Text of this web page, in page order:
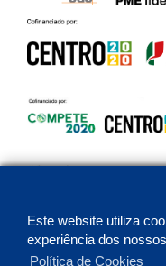
Este website utiliza
experiência dos
Política de Cookies